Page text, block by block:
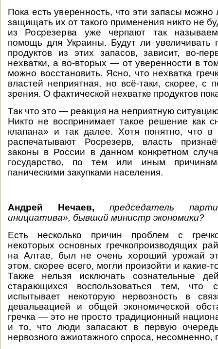
Пока есть уверенность, что эти запасы можно
защищать их от такого применения никто не
из Росрезерва уже черпают так
помощь для Украины. Будут ли увеличивать
продуктов из этих запасов, зависит, во-
нехватки, а во-вторых — от уверенности в
можно восстановить. Ясно, что нехватка
властей неприятная, но всё-таки, скорее, с
зрения. О фактической нехватке продуктов
Так что это — реакция на неприятную
Никто не воспринимает такое решение как
клапана» и так далее. Хотя понятно, что в
распечатывают Росрезерв, власть
законы в России в данном конкретном
государство, по тем или иным
паническими закупками населения.
Андрей Нечаев,
председатель
инициатива», бывший министр экономики?
Есть несколько причин проблем с
некоторых основных гречкопроизводящих
на Алтае, был не очень хороший урожай
этом, скорее всего, могли произойти и какие-
Также нельзя исключать сознательные
старающихся воспользоваться тем, что
испытывает некоторую нервозность в
девальвацией и общей экономической
гречка — это не просто традиционный
и то, что люди запасают в первую
нервозного ажиотажного спроса, несомненно,